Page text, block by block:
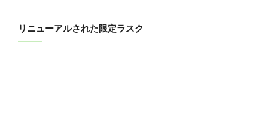
リニューアルされた限定ラスク